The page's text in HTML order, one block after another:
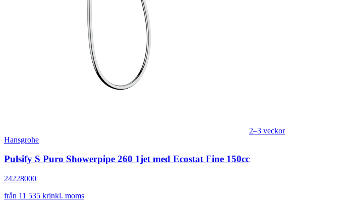
2–3 veckor
Hansgrohe
Pulsify S Puro Showerpipe 260 1jet med Ecostat Fine 150cc
24228000
från 11 535 krinkl. moms